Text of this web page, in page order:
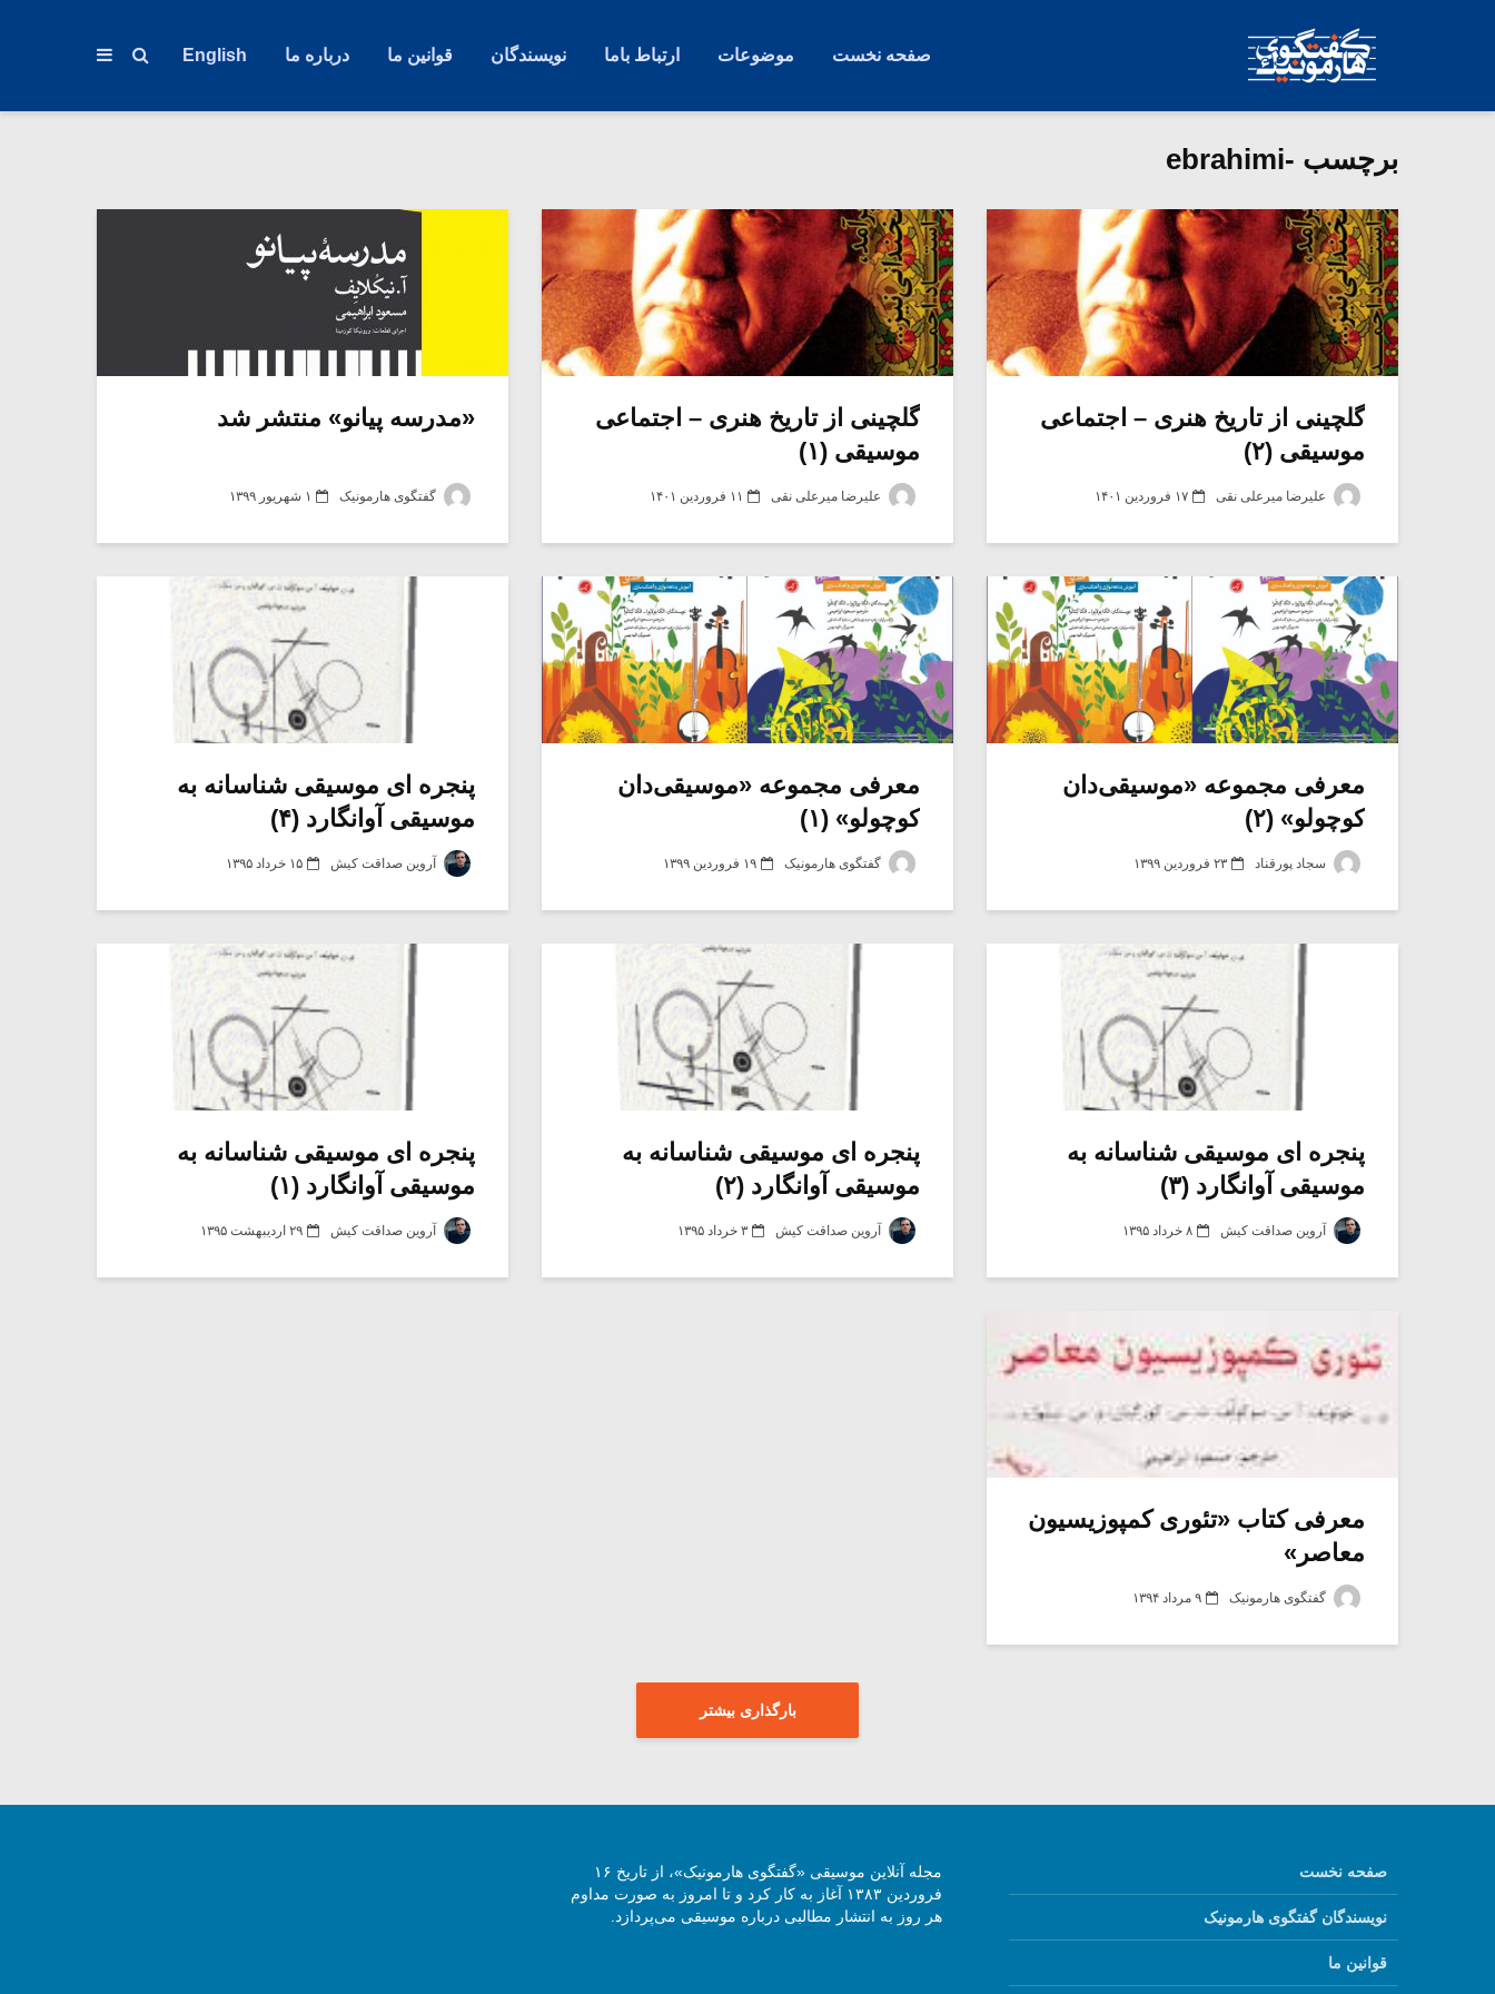
صفحه نخست موضوعات ارتباط باما نویسندگان قوانین ما درباره ما English
برچسب -ebrahimi
گلچینی از تاریخ هنری – اجتماعی
موسیقی (۲)
علیرضا میرعلی نقی ۱۷ فروردین ۱۴۰۱
گلچینی از تاریخ هنری – اجتماعی
موسیقی (۱)
علیرضا میرعلی نقی ۱۱ فروردین ۱۴۰۱
«مدرسه پیانو» منتشر شد
گفتگوی هارمونیک ۱ شهریور ۱۳۹۹
معرفی مجموعه «موسیقی‌دان
کوچولو» (۲)
سجاد پورقناد ۲۳ فروردین ۱۳۹۹
معرفی مجموعه «موسیقی‌دان
کوچولو» (۱)
گفتگوی هارمونیک ۱۹ فروردین ۱۳۹۹
پنجره ای موسیقی شناسانه به
موسیقی آوانگارد (۴)
آروین صداقت کیش ۱۵ خرداد ۱۳۹۵
پنجره ای موسیقی شناسانه به
موسیقی آوانگارد (۳)
آروین صداقت کیش ۸ خرداد ۱۳۹۵
پنجره ای موسیقی شناسانه به
موسیقی آوانگارد (۲)
آروین صداقت کیش ۳ خرداد ۱۳۹۵
پنجره ای موسیقی شناسانه به
موسیقی آوانگارد (۱)
آروین صداقت کیش ۲۹ اردیبهشت ۱۳۹۵
معرفی کتاب «تئوری کمپوزیسیون
معاصر»
گفتگوی هارمونیک ۹ مرداد ۱۳۹۴
بارگذاری بیشتر
صفحه نخست
نویسندگان گفتگوی هارمونیک
قوانین ما
مجله آنلاین موسیقی «گفتگوی هارمونیک»، از تاریخ ۱۶
فروردین ۱۳۸۳ آغاز به کار کرد و تا امروز به صورت مداوم
هر روز به انتشار مطالبی درباره موسیقی می‌پردازد.
میکلوش روژا
یادداشتی بر موسیقی
شیش و نیم»
مشهورترین باشی،